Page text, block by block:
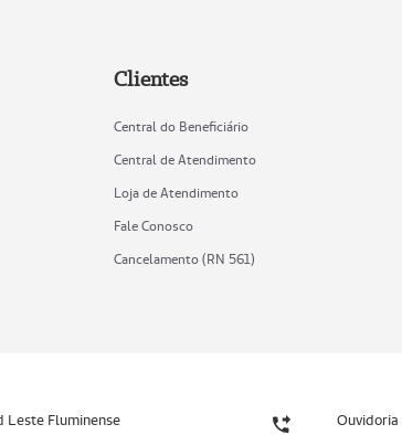
Clientes
Central do Beneficiário
Central de Atendimento
Loja de Atendimento
Fale Conosco
Cancelamento (RN 561)
Leste Fluminense Ouvidoria